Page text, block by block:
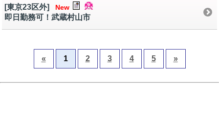
[東京23区外] New
即日勤務可！武蔵村山市
« 1 2 3 4 5 »